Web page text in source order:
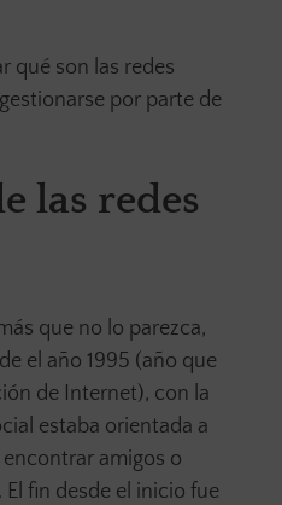
qué son las redes
por parte de
las redes
que no lo parezca,
el año 1995 (año que
de Internet), con la
estaba orientada a
amigos o
fin desde el inicio fue